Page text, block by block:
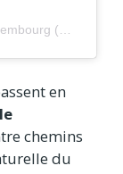
en
chemins
du